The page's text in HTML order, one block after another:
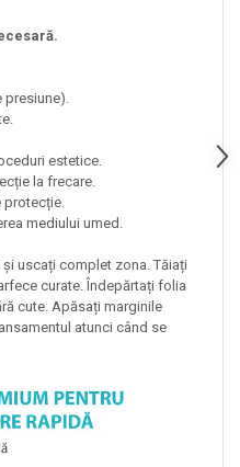
estetice.
la frecare.
protecție.
mediului umed.
și uscați complet zona. Tăiați
curate. Îndepărtați folia
cute. Apăsați marginile
atunci când se